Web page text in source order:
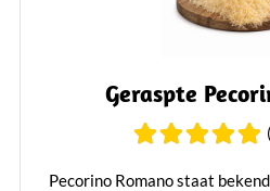
Geraspte
Pecorino Romano staat